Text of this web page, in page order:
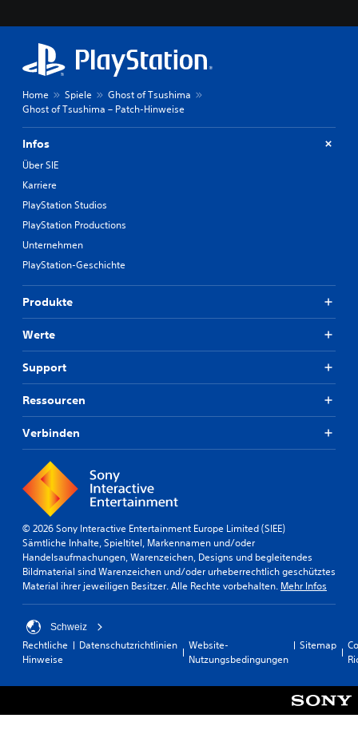
Home Spiele
Ghost of Tsushima
Ghost of Tsushima – Patch-Hinweise
Infos
Über SIE
Karriere
PlayStation Studios
PlayStation Productions
Unternehmen
PlayStation-Geschichte
Produkte
Werte
Support
Ressourcen
Verbinden
© 2026 Sony Interactive Entertainment Europe Limited (SIEE)
Sämtliche Inhalte, Spieltitel, Markennamen und/oder
Handelsaufmachungen, Warenzeichen, Designs und begleitendes
Bildmaterial sind Warenzeichen und/oder urheberrechtlich geschütztes
Material ihrer jeweiligen Besitzer. Alle Rechte vorbehalten. Mehr Infos
Schweiz
Rechtliche
Hinweise
Datenschutzrichtlinien
Website-
Nutzungsbedingungen
Sitemap